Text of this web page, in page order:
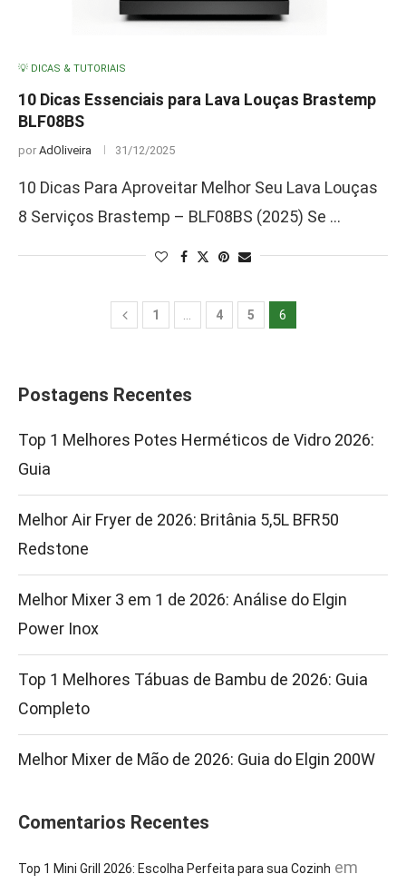
💡 DICAS & TUTORIAIS
10 Dicas Essenciais para Lava Louças Brastemp
BLF08BS
por AdOliveira 31/12/2025
10 Dicas Para Aproveitar Melhor Seu Lava Louças
8 Serviços Brastemp – BLF08BS (2025) Se …
1 4 5 6
Postagens Recentes
Top 1 Melhores Potes Herméticos de Vidro 2026:
Guia
Melhor Air Fryer de 2026: Britânia 5,5L BFR50
Redstone
Melhor Mixer 3 em 1 de 2026: Análise do Elgin
Power Inox
Top 1 Melhores Tábuas de Bambu de 2026: Guia
Completo
Melhor Mixer de Mão de 2026: Guia do Elgin 200W
Comentarios Recentes
Top 1 Mini Grill 2026: Escolha Perfeita para sua Cozinh em